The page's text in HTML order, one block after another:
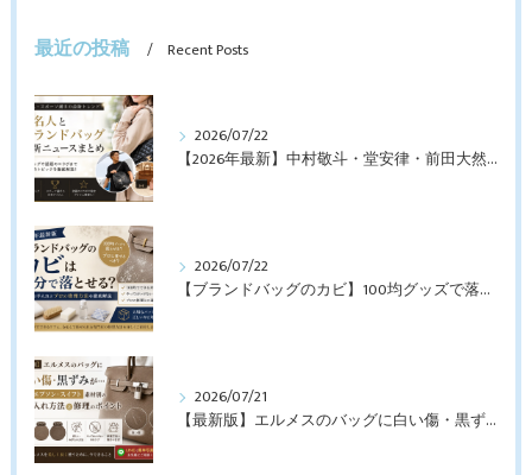
最近の投稿 Recent Posts
2026/07/22
【2026年最新】中村敬斗・堂安律・前田大然も愛用！日本代表選手が持つブランドバッグとは？修理・メンテナンス方法も解説
2026/07/22
【ブランドバッグのカビ】100均グッズで落とせる？プロが教えるNGなお手入れと修理すべきケース【最新版】
2026/07/21
【最新版】エルメスのバッグに白い傷・黒ずみが…トゴ・エプソン・スイフト素材別のお手入れ方法と修理のポイント